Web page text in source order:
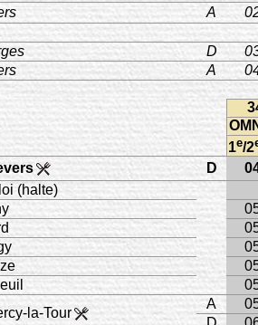
A
D
A
1e/2
D
(halte)
la-Tour
A